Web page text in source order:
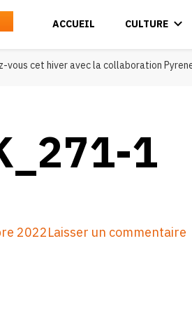
ACCUEIL CULTURE
vous cet hiver avec la collaboration
1
2022Laisser un commentaire